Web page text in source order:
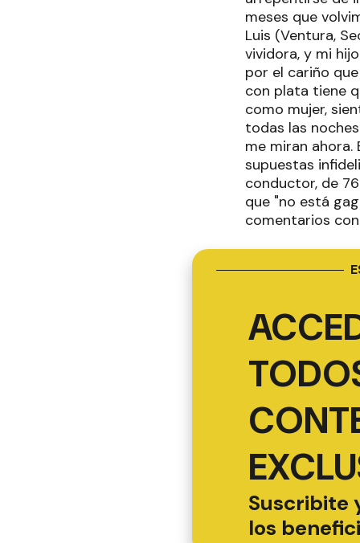
meses que
Luis (Ventura,
vividora, y mi
por el cariño
con plata tiene
como mujer,
todas las
me miran
supuestas
conductor, de
que "no está
comentarios
Suscribite
los